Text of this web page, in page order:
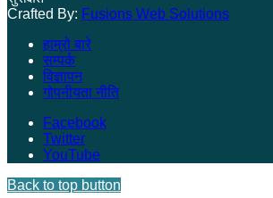
Crafted By: Fusions Web Solutions
हाम्रो बारे
सम्पर्क
विज्ञापन
गोपनीयता नीति
Facebook
Twitter
YouTube
Back to top button